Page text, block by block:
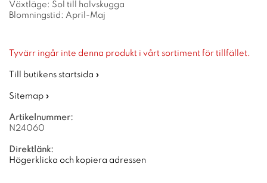
Växtläge: Sol till halvskugga
Blomningstid: April-Maj
Tyvärr ingår inte denna produkt i vårt sortiment för tillfället.
Till butikens startsida »
Sitemap »
Artikelnummer:
N24060
Direktlänk:
Högerklicka och kopiera adressen